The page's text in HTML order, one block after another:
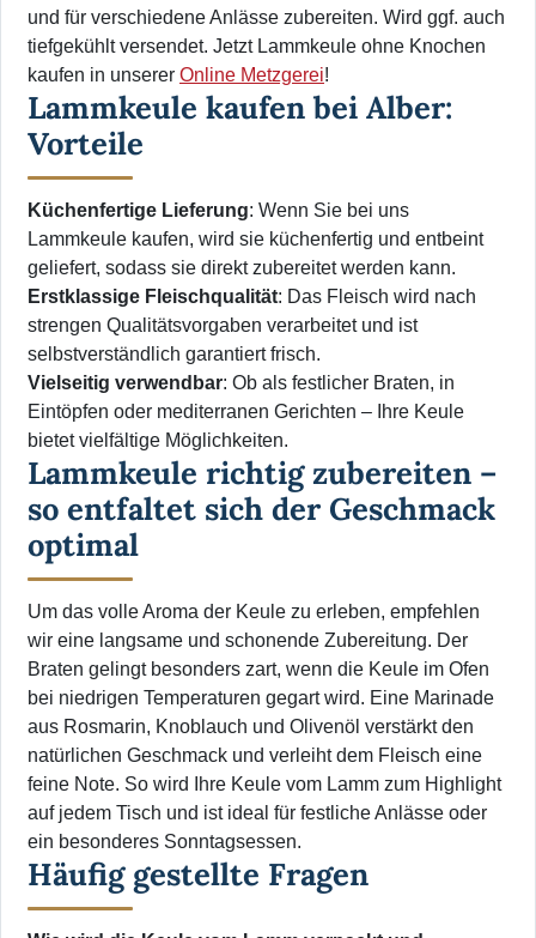
und für verschiedene Anlässe zubereiten. Wird ggf. auch
tiefgekühlt versendet. Jetzt Lammkeule ohne Knochen
kaufen in unserer Online Metzgerei!
Lammkeule kaufen bei Alber:
Vorteile
Küchenfertige Lieferung: Wenn Sie bei uns
Lammkeule kaufen, wird sie küchenfertig und entbeint
geliefert, sodass sie direkt zubereitet werden kann.
Erstklassige Fleischqualität: Das Fleisch wird nach
strengen Qualitätsvorgaben verarbeitet und ist
selbstverständlich garantiert frisch.
Vielseitig verwendbar: Ob als festlicher Braten, in
Eintöpfen oder mediterranen Gerichten – Ihre Keule
bietet vielfältige Möglichkeiten.
Lammkeule richtig zubereiten –
so entfaltet sich der Geschmack
optimal
Um das volle Aroma der Keule zu erleben, empfehlen
wir eine langsame und schonende Zubereitung. Der
Braten gelingt besonders zart, wenn die Keule im Ofen
bei niedrigen Temperaturen gegart wird. Eine Marinade
aus Rosmarin, Knoblauch und Olivenöl verstärkt den
natürlichen Geschmack und verleiht dem Fleisch eine
feine Note. So wird Ihre Keule vom Lamm zum Highlight
auf jedem Tisch und ist ideal für festliche Anlässe oder
ein besonderes Sonntagsessen.
Häufig gestellte Fragen